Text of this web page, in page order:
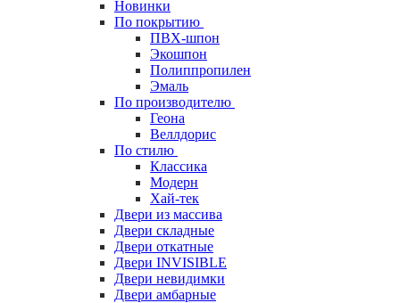
Новинки
По покрытию
ПВХ-шпон
Экошпон
Полиппропилен
Эмаль
По производителю
Геона
Веллдорис
По стилю
Классика
Модерн
Хай-тек
Двери из массива
Двери складные
Двери откатные
Двери INVISIBLE
Двери невидимки
Двери амбарные